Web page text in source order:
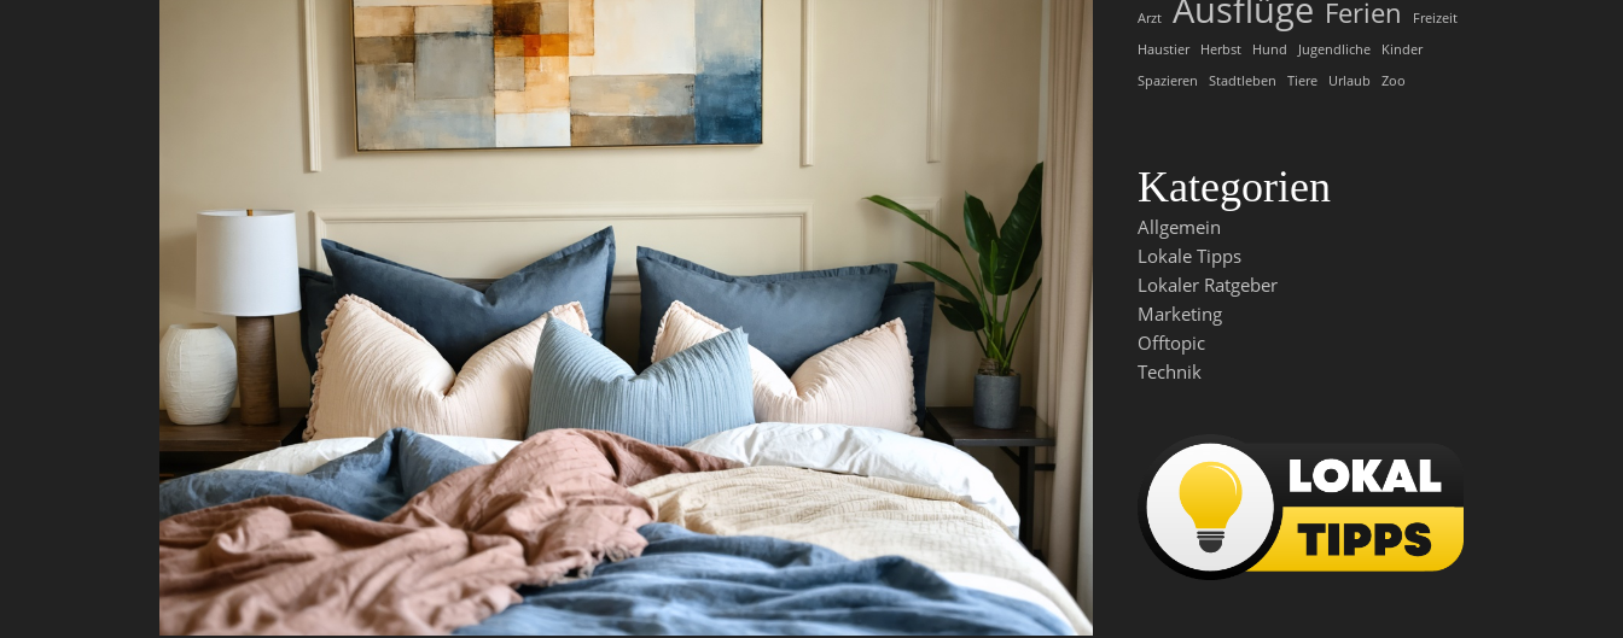
Arzt Ausflüge Ferien
Freizeit
Haustier
Herbst Hund Jugendliche
Kinder
Spazieren
Stadtleben Tiere Urlaub Zoo
Kategorien
Allgemein
Lokale Tipps
Lokaler Ratgeber
Marketing
Offtopic
Technik